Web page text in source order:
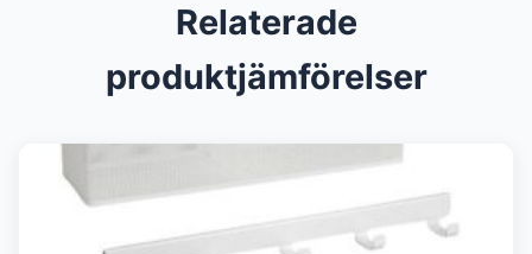
Relaterade
produktjämförelser